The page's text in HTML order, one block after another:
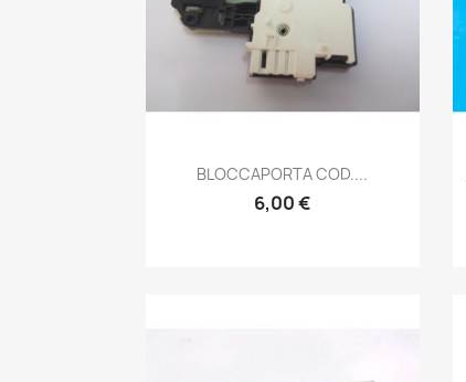
Anteprima
BLOCCAPORTA COD....
6,00 €